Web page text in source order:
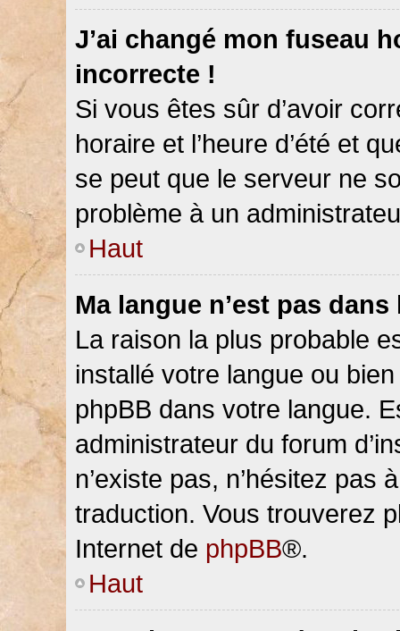
J’ai changé mon fuseau
incorrecte !
Si vous êtes sûr d’avoir
horaire et l’heure d’été et
se peut que le serveur ne
problème à un
Haut
Ma langue n’est pas
La raison la plus probable
installé votre langue ou
phpBB dans votre langue.
administrateur du forum
n’existe pas, n’hésitez pas
traduction. Vous trouverez
Internet de phpBB®.
Haut